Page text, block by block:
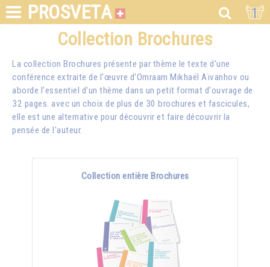
PROSVETA 1
Collection Brochures
La collection Brochures présente par thème le texte d'une
conférence extraite de l'œuvre d'Omraam Mikhaël Aïvanhov ou
aborde l'essentiel d'un thème dans un petit format d'ouvrage de
32 pages. avec un choix de plus de 30 brochures et fascicules,
elle est une alternative pour découvrir et faire découvrir la
pensée de l'auteur.
Collection entière Brochures